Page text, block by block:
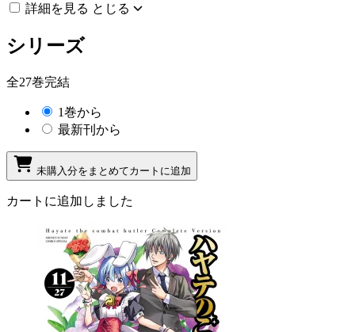
詳細を見る とじる
シリーズ
全27巻完結
1巻から
最新刊から
未購入分をまとめてカートに追加
カートに追加しました